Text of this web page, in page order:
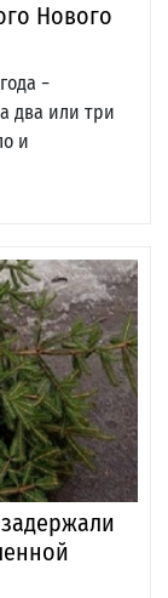
Нового
−
два или три
и